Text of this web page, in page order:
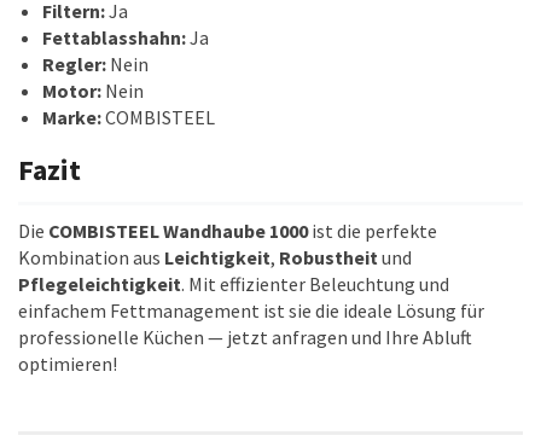
Filtern:Ja
Fettablasshahn:Ja
Regler: Nein
Motor: Nein
Marke:COMBISTEEL
Fazit
Die COMBISTEEL Wandhaube 1000ist die perfekte
Kombination aus Leichtigkeit, Robustheitund
Pflegeleichtigkeit. Mit effizienter Beleuchtung und
einfachem Fettmanagement ist sie die ideale Lösung für
professionelle Küchen — jetzt anfragen und Ihre Abluft
optimieren!